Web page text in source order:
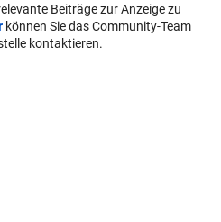
Beiträge zur Anzeige zu
können Sie das Community-Team
kontaktieren.